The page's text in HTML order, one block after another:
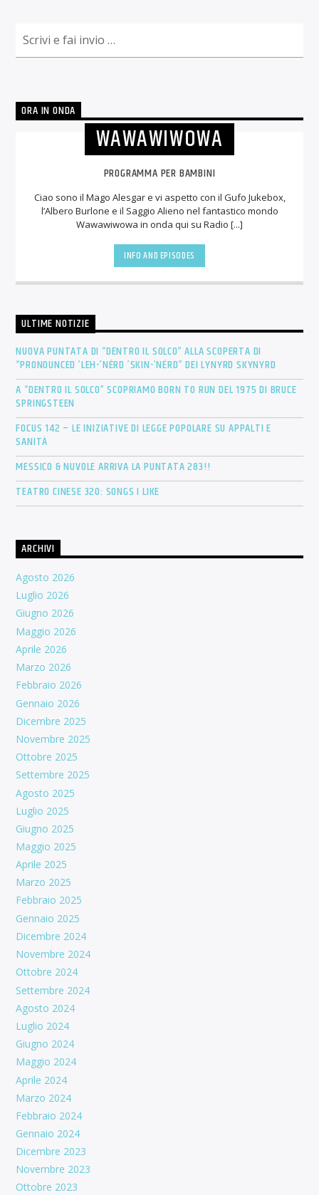
ORA IN ONDA
WAWAWIWOWA
PROGRAMMA PER BAMBINI
Ciao sono il Mago Alesgar e vi aspetto con il Gufo Jukebox,
l’Albero Burlone e il Saggio Alieno nel fantastico mondo
Wawawiwowa in onda qui su Radio [...]
INFO AND EPISODES
ULTIME NOTIZIE
NUOVA PUNTATA DI “DENTRO IL SOLCO” ALLA SCOPERTA DI
“PRONOUNCED ’LEH-’NÉRD ’SKIN-’NÉRD” DEI LYNYRD SKYNYRD
A “DENTRO IL SOLCO” SCOPRIAMO BORN TO RUN DEL 1975 DI BRUCE
SPRINGSTEEN
FOCUS 142 – LE INIZIATIVE DI LEGGE POPOLARE SU APPALTI E
SANITÀ
MESSICO & NUVOLE ARRIVA LA PUNTATA 283!!
TEATRO CINESE 320: SONGS I LIKE
ARCHIVI
Agosto 2026
Luglio 2026
Giugno 2026
Maggio 2026
Aprile 2026
Marzo 2026
Febbraio 2026
Gennaio 2026
Dicembre 2025
Novembre 2025
Ottobre 2025
Settembre 2025
Agosto 2025
Luglio 2025
Giugno 2025
Maggio 2025
Aprile 2025
Marzo 2025
Febbraio 2025
Gennaio 2025
Dicembre 2024
Novembre 2024
Ottobre 2024
Settembre 2024
Agosto 2024
Luglio 2024
Giugno 2024
Maggio 2024
Aprile 2024
Marzo 2024
Febbraio 2024
Gennaio 2024
Dicembre 2023
Novembre 2023
Ottobre 2023